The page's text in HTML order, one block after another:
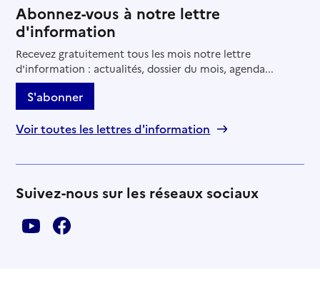
Abonnez-vous à notre lettre
d'information
Recevez gratuitement tous les mois notre lettre
d'information : actualités, dossier du mois, agenda...
S'abonner
Voir toutes les lettres d'information
Suivez-nous sur les réseaux sociaux